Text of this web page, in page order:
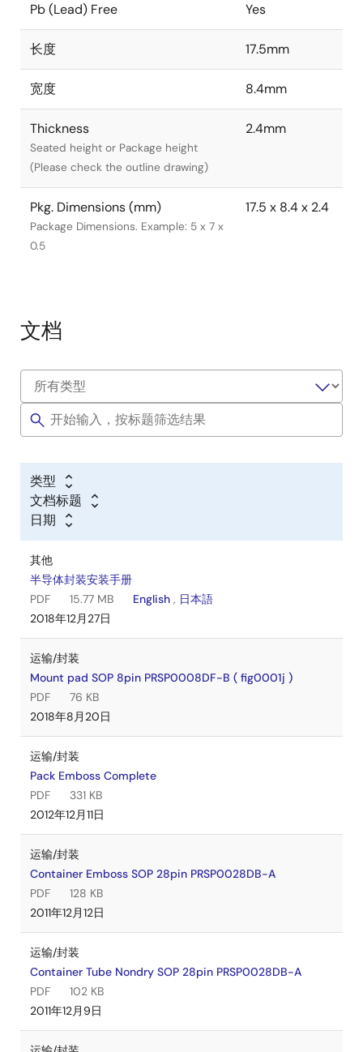
Pb (Lead) Free Yes
长度 17.5mm
宽度 8.4mm
Thickness
Seated height or Package height
(Please check the outline drawing)
2.4mm
Pkg. Dimensions (mm)
Package Dimensions. Example: 5 x 7 x
0.5
17.5 x 8.4 x 2.4
文档
类型
文档标题
日期
其他
半导体封装安装手册
PDF
15.77 MB English , 日本語
2018年12月27日
运输/封装
Mount pad SOP 8pin PRSP0008DF-B ( fig0001j )
PDF
76 KB
2018年8月20日
运输/封装
Pack Emboss Complete
PDF
331 KB
2012年12月11日
运输/封装
Container Emboss SOP 28pin PRSP0028DB-A
PDF
128 KB
2011年12月12日
运输/封装
Container Tube Nondry SOP 28pin PRSP0028DB-A
PDF
102 KB
2011年12月9日